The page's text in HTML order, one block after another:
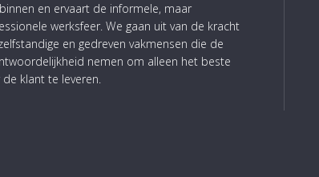
en ervaart de informele, maar
werksfeer. We gaan uit van de kracht
en gedreven vakmensen die de
nemen om alleen het beste
klant te leveren.